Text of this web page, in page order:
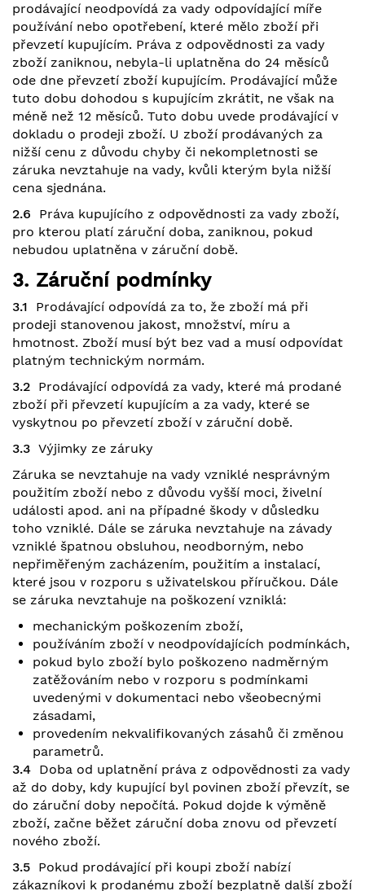
prodávající neodpovídá za vady odpovídající míře
používání nebo opotřebení, které mělo zboží při
převzetí kupujícím. Práva z odpovědnosti za vady
zboží zaniknou, nebyla-li uplatněna do 24 měsíců
ode dne převzetí zboží kupujícím. Prodávající může
tuto dobu dohodou s kupujícím zkrátit, ne však na
méně než 12 měsíců. Tuto dobu uvede prodávající v
dokladu o prodeji zboží. U zboží prodávaných za
nižší cenu z důvodu chyby či nekompletnosti se
záruka nevztahuje na vady, kvůli kterým byla nižší
cena sjednána.
2.6 Práva kupujícího z odpovědnosti za vady zboží,
pro kterou platí záruční doba, zaniknou, pokud
nebudou uplatněna v záruční době.
3. Záruční podmínky
3.1 Prodávající odpovídá za to, že zboží má při
prodeji stanovenou jakost, množství, míru a
hmotnost. Zboží musí být bez vad a musí odpovídat
platným technickým normám.
3.2 Prodávající odpovídá za vady, které má prodané
zboží při převzetí kupujícím a za vady, které se
vyskytnou po převzetí zboží v záruční době.
3.3 Výjimky ze záruky
Záruka se nevztahuje na vady vzniklé nesprávným
použitím zboží nebo z důvodu vyšší moci, živelní
události apod. ani na případné škody v důsledku
toho vzniklé. Dále se záruka nevztahuje na závady
vzniklé špatnou obsluhou, neodborným, nebo
nepřiměřeným zacházením, použitím a instalací,
které jsou v rozporu s uživatelskou příručkou. Dále
se záruka nevztahuje na poškození vzniklá:
mechanickým poškozením zboží,
používáním zboží v neodpovídajících podmínkách,
pokud bylo zboží bylo poškozeno nadměrným
zatěžováním nebo v rozporu s podmínkami
uvedenými v dokumentaci nebo všeobecnými
zásadami,
provedením nekvalifikovaných zásahů či změnou
parametrů.
3.4 Doba od uplatnění práva z odpovědnosti za vady
až do doby, kdy kupující byl povinen zboží převzít, se
do záruční doby nepočítá. Pokud dojde k výměně
zboží, začne běžet záruční doba znovu od převzetí
nového zboží.
3.5 Pokud prodávající při koupi zboží nabízí
zákazníkovi k prodanému zboží bezplatně další zboží